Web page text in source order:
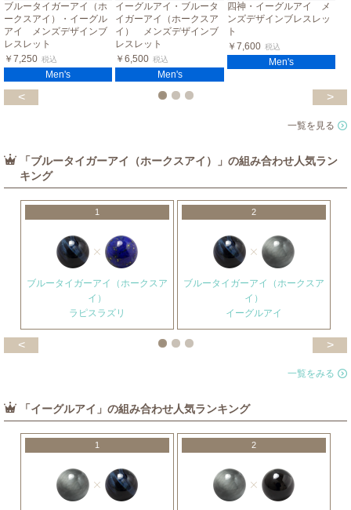
ブルータイガーアイ（ホ
ークスアイ）・イーグル
アイ メンズデザインブ
レスレット
￥7,250 税込
Men's
イーグルアイ・ブルータ
イガーアイ（ホークスア
イ） メンズデザインブ
レスレット
￥6,500 税込
Men's
四神・イーグルアイ メ
ンズデザインブレスレッ
ト
￥7,600 税込
Men's
< >
一覧を見る
「ブルータイガーアイ（ホークスアイ）」の組み合わせ人気ラン
キング
1
ブルータイガーアイ（ホークスア
イ）
ラピスラズリ
2
ブルータイガーアイ（ホークスア
イ）
イーグルアイ
< >
一覧をみる
「イーグルアイ」の組み合わせ人気ランキング
1 2